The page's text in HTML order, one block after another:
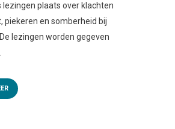
lezingen plaats over klachten
piekeren en somberheid bij
lezingen worden gegeven